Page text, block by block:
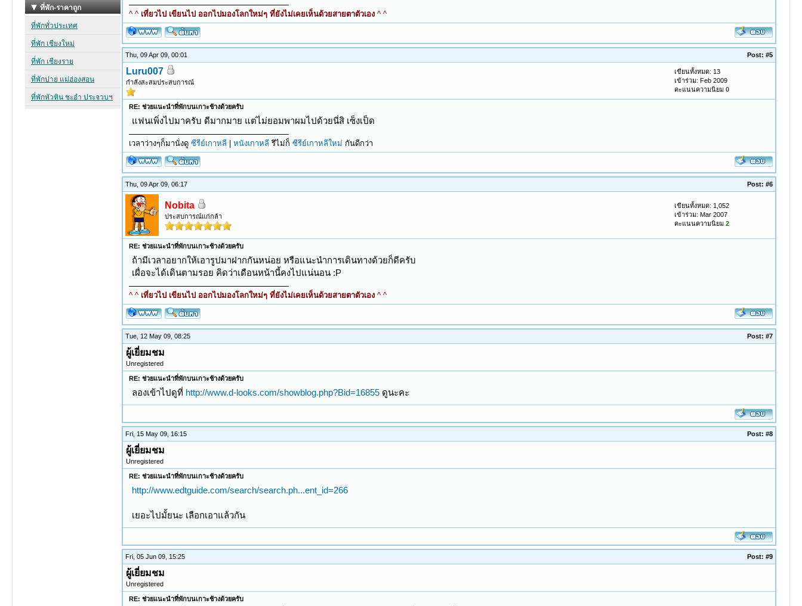
^ ^ เที่ยวไป เขียนไป ออกไปมองโลกใหม่ๆ ที่ยังไม่เคยเห็นด้วยสายตาตัวเอง ^ ^
Thu, 09 Apr 09, 00:01 Post:#5
Luru007
กำลังสะสมประสบการณ์
เขียนทั้งหมด: 13
เข้าร่วม: Feb 2009
คะแนนความนิยม0
RE: ช่วยแนะนำที่พักบนเกาะช้างด้วยครับ
แฟนเพิ่งไปมาครับ ดีมากมาย แต่ไม่ยอมพาผมไปด้วยนี่สิ เซ็งเป็ด
เวลาว่างๆก็มานั่งดูซีรีย์เกาหลี |หนังเกาหลี รึไม่ก็ซีรีย์เกาหลีใหม่ กันดีกว่า
Thu, 09 Apr 09, 06:17 Post:#6
Nobita
ประสบการณ์แก่กล้า
เขียนทั้งหมด: 1,052
เข้าร่วม: Mar 2007
คะแนนความนิยม2
RE: ช่วยแนะนำที่พักบนเกาะช้างด้วยครับ
ถ้ามีเวลาอยากให้เอารูปมาฝากกันหน่อย หรือแนะนำการเดินทางด้วยก็ดีครับ
เผื่อจะได้เดินตามรอย คิดว่าเดือนหน้านี้คงไปแน่นอน :P
^ ^ เที่ยวไป เขียนไป ออกไปมองโลกใหม่ๆ ที่ยังไม่เคยเห็นด้วยสายตาตัวเอง ^ ^
Tue, 12 May 09, 08:25 Post:#7
ผู้เยี่ยมชม
Unregistered
RE: ช่วยแนะนำที่พักบนเกาะช้างด้วยครับ
ลองเข้าไปดูที่ http://www.d-looks.com/showblog.php?Bid=16855 ดูนะคะ
Fri, 15 May 09, 16:15 Post:#8
ผู้เยี่ยมชม
Unregistered
RE: ช่วยแนะนำที่พักบนเกาะช้างด้วยครับ
http://www.edtguide.com/search/search.ph...ent_id=266
เยอะไปมั้ยนะ เลือกเอาแล้วกัน
Fri, 05 Jun 09, 15:25 Post:#9
ผู้เยี่ยมชม
Unregistered
RE: ช่วยแนะนำที่พักบนเกาะช้างด้วยครับ